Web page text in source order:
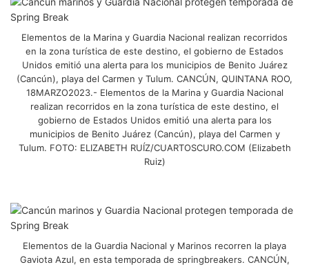
Elementos de la Marina y Guardia Nacional realizan recorridos
en la zona turística de este destino, el gobierno de Estados
Unidos emitió una alerta para los municipios de Benito Juárez
(Cancún), playa del Carmen y Tulum. CANCÚN, QUINTANA ROO,
18MARZO2023.- Elementos de la Marina y Guardia Nacional
realizan recorridos en la zona turística de este destino, el
gobierno de Estados Unidos emitió una alerta para los
municipios de Benito Juárez (Cancún), playa del Carmen y
Tulum. FOTO: ELIZABETH RUÍZ/CUARTOSCURO.COM (Elizabeth
Ruiz)
Elementos de la Guardia Nacional y Marinos recorren la playa
Gaviota Azul, en esta temporada de springbreakers. CANCÚN,